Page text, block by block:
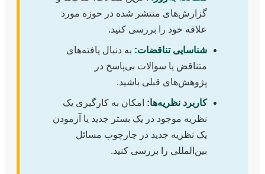
گزارش‌های منتشر شده در حوزه مورد
علاقه خود را بررسی کنید.
شناسایی تناقضات: به دنبال یافته‌های
متناقض یا سوالات بی‌پاسخ در
پژوهش‌های قبلی باشید.
کاربرد نظریه‌ها: امکان به کارگیری یک
نظریه موجود در یک بستر جدید یا آزمودن
یک نظریه جدید در چارچوب مسائل
بین‌المللی را بررسی کنید.